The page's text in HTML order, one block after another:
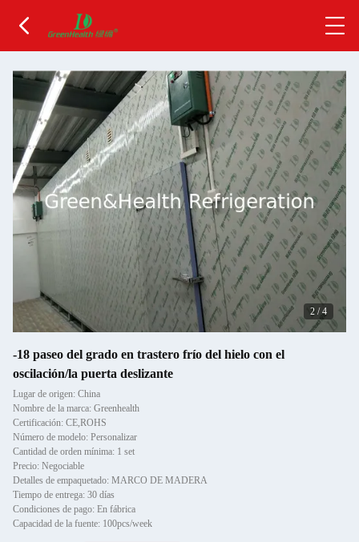
2 /4
-18 paseo del grado en trastero frío del hielo con el
oscilación/la puerta deslizante
Lugar de origen: China
Nombre de la marca: Greenhealth
Certificación: CE,ROHS
Número de modelo: Personalizar
Cantidad de orden mínima: 1 set
Precio: Negociable
Detalles de empaquetado: MARCO DE MADERA
Tiempo de entrega: 30 días
Condiciones de pago: En fábrica
Capacidad de la fuente: 100pcs/week